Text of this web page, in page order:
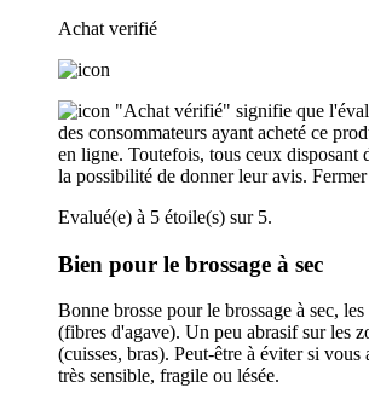
Achat verifié
"Achat vérifié" signifie que
des consommateurs ayant acheté ce
en ligne. Toutefois, tous ceux disposant
la possibilité de donner leur avis.
Evalué(e) à 5 étoile(s) sur 5.
Bien pour le brossage à sec
Bonne brosse pour le brossage à sec,
(fibres d'agave). Un peu abrasif sur les
(cuisses, bras). Peut-être à éviter si vous
très sensible, fragile ou lésée.